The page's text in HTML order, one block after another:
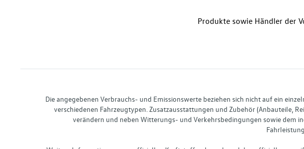
Produkte sowie Händler der
Die angegebenen Verbrauchs- und Emissionswerte beziehen sich nicht auf ein
verschiedenen Fahrzeugtypen. Zusatzausstattungen und Zubehör (Anbauteile,
verändern und neben Witterungs- und Verkehrsbedingungen sowie dem